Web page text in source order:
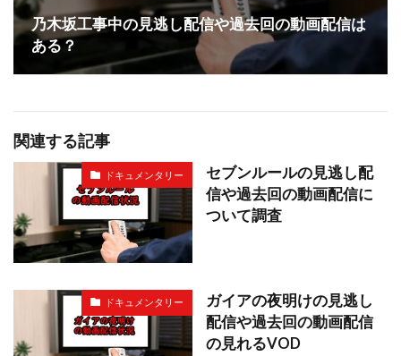
乃木坂工事中の見逃し配信や過去回の動画配信は
ある？
関連する記事
ドキュメンタリー
セブンルールの見逃し配
信や過去回の動画配信に
ついて調査
ドキュメンタリー
ガイアの夜明けの見逃し
配信や過去回の動画配信
の見れるVOD